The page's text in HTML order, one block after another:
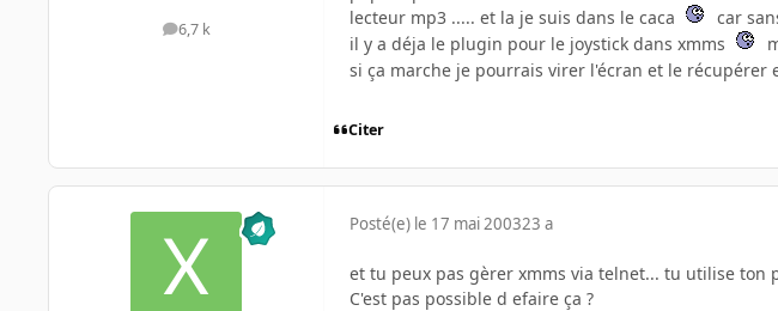
6,7 k
messages
lecteur mp3 ..... et la je suis dans le caca
car
il y a déja le plugin pour le joystick dans xmms
si ça marche je pourrais virer l'écran et le récupérer
Citer
Posté(e) le 17 mai 200323 a
et tu peux pas gèrer xmms via telnet... tu utilise ton
C'est pas possible d efaire ça ?